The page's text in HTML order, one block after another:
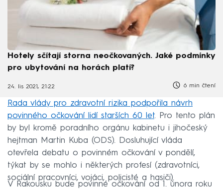
Hotely sčítají storna neočkovaných. Jaké podmínky
pro ubytování na horách platí?
24. lis 2021, 21:22 6 min čtení
Rada vlády pro zdravotní rizika podpořila návrh
povinného očkování lidí starších 60 let. Pro tento plán
by byl kromě poradního orgánu kabinetu i jihočeský
hejtman Martin Kuba (ODS). Dosluhující vláda
otevřela debatu o povinném očkování v pondělí,
týkat by se mohlo i některých profesí (zdravotníci,
sociální pracovníci, vojáci, policisté a hasiči).
V Rakousku bude povinné očkování od 1. února roku